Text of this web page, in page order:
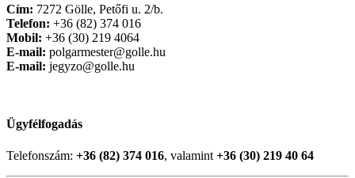
Cím: 7272 Gölle, Petőfi u. 2/b.
Telefon: +36 (82) 374 016
Mobil: +36 (30) 219 4064
E-mail: polgarmester@golle.hu
E-mail: jegyzo@golle.hu
Ügyfélfogadás
Telefonszám: +36 (82) 374 016, valamint +36 (30) 219 40 64